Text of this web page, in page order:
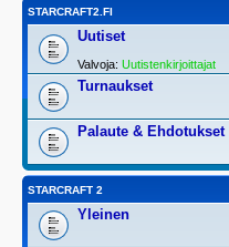
STARCRAFT2.FI
Uutiset
Valvoja: Uutistenkirjoittajat
Turnaukset
Palaute & Ehdotukset
STARCRAFT 2
Yleinen